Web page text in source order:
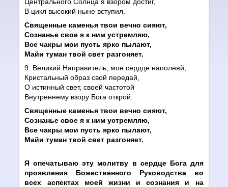
В цикл высокий ныне вступил.
Священные каменья твои вечно сияют,
Сознанье свое я к ним устремляю,
Все чакры мои пусть ярко пылают,
Майи туман твой свет разгоняет.
9. Великий Направитель, мое сердце наполняй,
Кристальный образ свой передай,
О истинный свет, своей частотой
Внутреннему взору Бога открой.
Священные каменья твои вечно сияют,
Сознанье свое я к ним устремляю,
Все чакры мои пусть ярко пылают,
Майи туман твой свет разгоняет.
Я опечатываю эту молитву в сердце Бога для
проявления Божественного Руководства во
всех аспектах моей жизни и сознания и на